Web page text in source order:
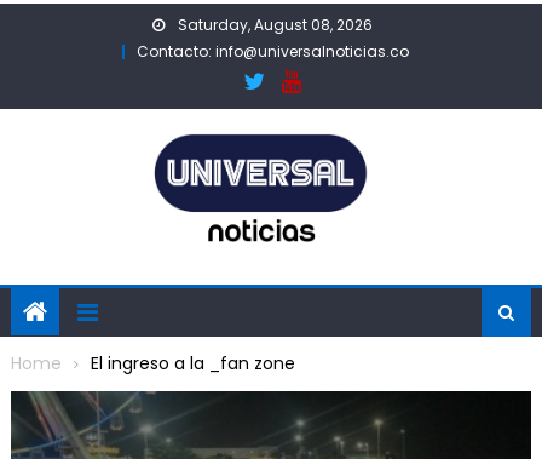
Saturday, August 08, 2026
Contacto: info@universalnoticias.co
Home El ingreso a la _fan zone